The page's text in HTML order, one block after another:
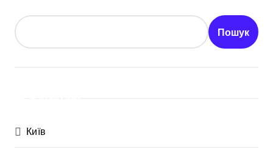
Пошук
Київ